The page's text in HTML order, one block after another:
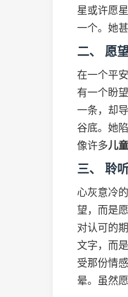
星或许愿
一个。她
二、 愿
在一个平
有一个盼
一条，却
谷底。她
像许多儿
三、 聆
心灰意冷
望，而是
对认可的
文字，而
受那份情
晕。虽然